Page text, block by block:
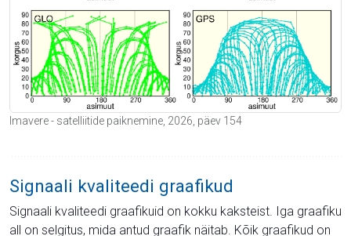
Imavere - satelliitide paiknemine, 2026, päev 154
Signaali kvaliteedi graafikud
Signaali kvaliteedi graafikuid on kokku kaksteist. Iga graafiku
all on selgitus, mida antud graafik näitab. Kõik graafikud on